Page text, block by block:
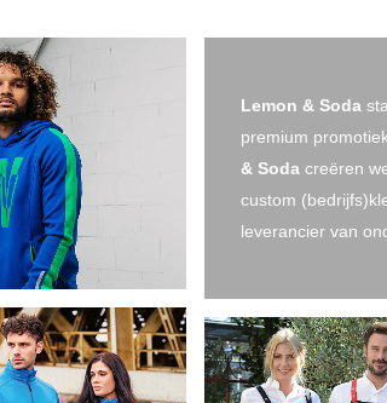
Lemon & Soda
premium
& Soda creëren
custom
leverancier van